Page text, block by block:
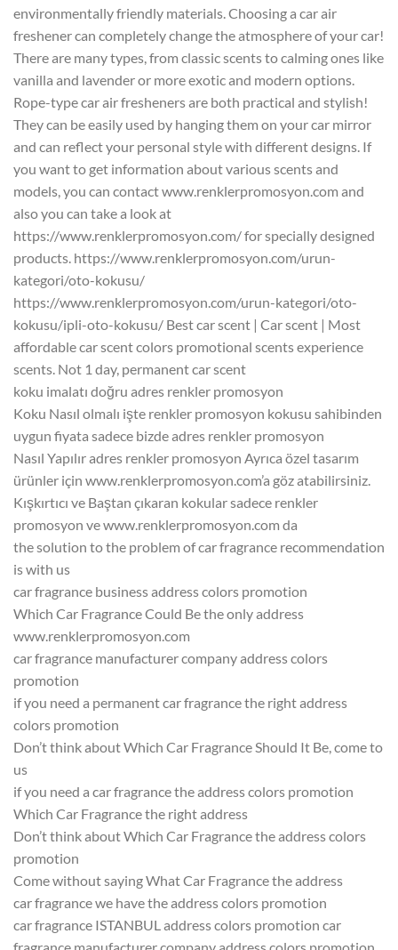
environmentally friendly materials. Choosing a car air
freshener can completely change the atmosphere of your car!
There are many types, from classic scents to calming ones like
vanilla and lavender or more exotic and modern options.
Rope-type car air fresheners are both practical and stylish!
They can be easily used by hanging them on your car mirror
and can reflect your personal style with different designs. If
you want to get information about various scents and
models, you can contact www.renklerpromosyon.com and
also you can take a look at
https://www.renklerpromosyon.com/ for specially designed
products. https://www.renklerpromosyon.com/urun-
kategori/oto-kokusu/
https://www.renklerpromosyon.com/urun-kategori/oto-
kokusu/ipli-oto-kokusu/ Best car scent | Car scent | Most
affordable car scent colors promotional scents experience
scents. Not 1 day, permanent car scent
koku imalatı doğru adres renkler promosyon
Koku Nasıl olmalı işte renkler promosyon kokusu sahibinden
uygun fiyata sadece bizde adres renkler promosyon
Nasıl Yapılır adres renkler promosyon Ayrıca özel tasarım
ürünler için www.renklerpromosyon.com’a göz atabilirsiniz.
Kışkırtıcı ve Baştan çıkaran kokular sadece renkler
promosyon ve www.renklerpromosyon.com da
the solution to the problem of car fragrance recommendation
is with us
car fragrance business address colors promotion
Which Car Fragrance Could Be the only address
www.renklerpromosyon.com
car fragrance manufacturer company address colors
promotion
if you need a permanent car fragrance the right address
colors promotion
Don’t think about Which Car Fragrance Should It Be, come to
us
if you need a car fragrance the address colors promotion
Which Car Fragrance the right address
Don’t think about Which Car Fragrance the address colors
promotion
Come without saying What Car Fragrance the address
car fragrance we have the address colors promotion
car fragrance ISTANBUL address colors promotion car
fragrance manufacturer company address colors promotion